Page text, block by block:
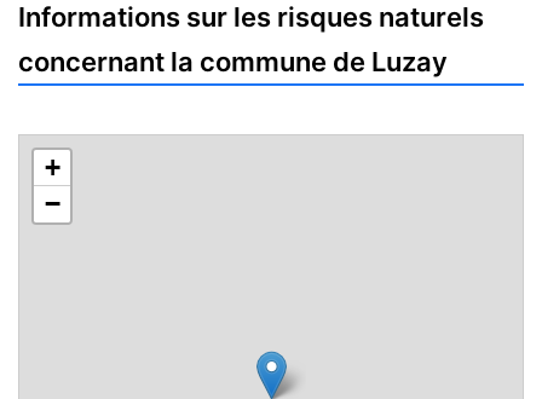
Informations sur les risques naturels
concernant la commune de Luzay
+
−